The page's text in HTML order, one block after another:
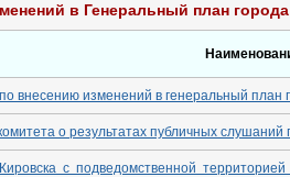
в Генеральный план
внесению изменений в генеральный план
о результатах публичных
с подведомственной